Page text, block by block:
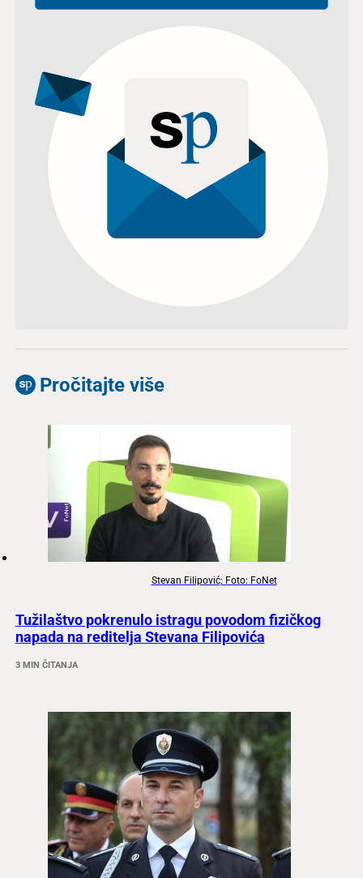
Pročitajte više
Stevan Filipović; Foto: FoNet
Tužilaštvo pokrenulo istragu povodom fizičkog
napada na reditelja Stevana Filipovića
3 MIN ČITANJA